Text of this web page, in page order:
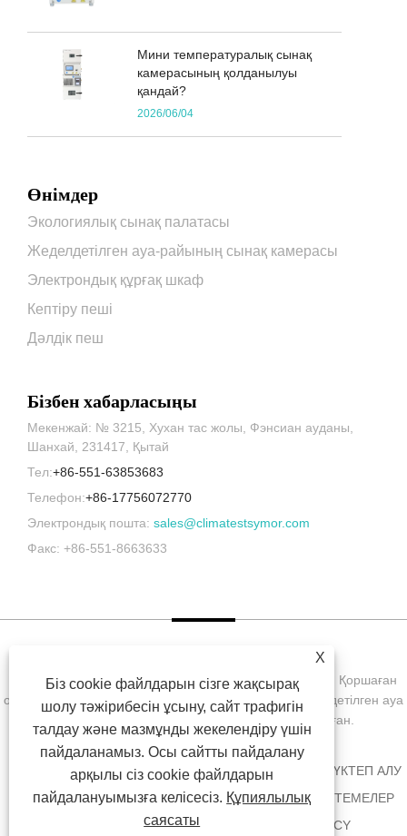
Мини температуралық сынақ
камерасының қолданылуы
қандай?
2026/06/04
Өнімдер
Экологиялық сынақ палатасы
Жеделдетілген ауа-райының сынақ камерасы
Электрондық құрғақ шкаф
Кептіру пеші
Дәлдік пеш
Бізбен хабарласыңы
Мекенжай: № 3215, Хухан тас жолы, Фэнсиан ауданы,
Шанхай, 231417, Қытай
Тел:+86-551-63853683
Телефон:+86-17756072770
Электрондық пошта: sales@climatestsymor.com
Факс: +86-551-8663633
Copyright © 2022 Symor Instrument Equipment Co., Ltd. Қоршаған
ортаны сынау камерасы, электронды құрғақ шкаф, тездетілген ауа
райы сынақ камерасы Барлық құқықтар қорғалған.
БІЗ ТУРАЛЫ ӨНІМДЕР ЖАҢАЛЫҚТАР
ЖҮКТЕП АЛУ
СҰРАУ ЖІБЕРУ
БІЗБЕН ХАБАРЛАСЫҢЫЗ
СІЛТЕМЕЛЕР
RSS XML PRIVACY POLICY
X
Біз cookie файлдарын сізге жақсырақ
шолу тәжірибесін ұсыну, сайт трафигін
талдау және мазмұнды жекелендіру үшін
пайдаланамыз. Осы сайтты пайдалану
арқылы сіз cookie файлдарын
пайдалануымызға келісесіз. Құпиялылық
саясаты